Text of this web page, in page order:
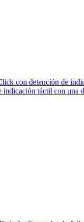
con detención de
táctil con una